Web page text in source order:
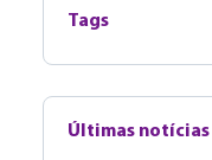
Tags
Últimas notícias